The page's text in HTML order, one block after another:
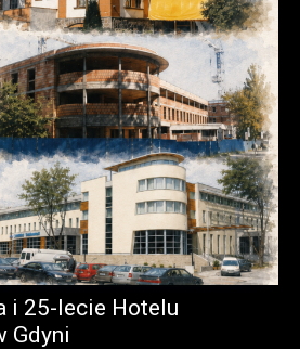
i 25-lecie Hotelu
Gdyni